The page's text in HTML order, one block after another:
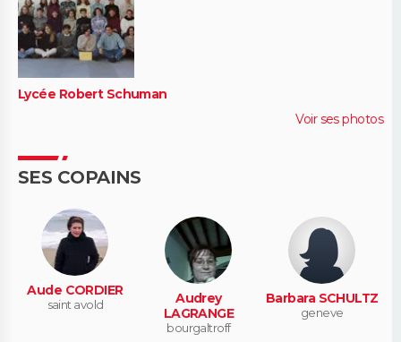
Lycée Robert Schuman
Voir ses photos
SES COPAINS
Aude CORDIER
saint avold
Audrey
LAGRANGE
bourgaltroff
Barbara SCHULTZ
geneve